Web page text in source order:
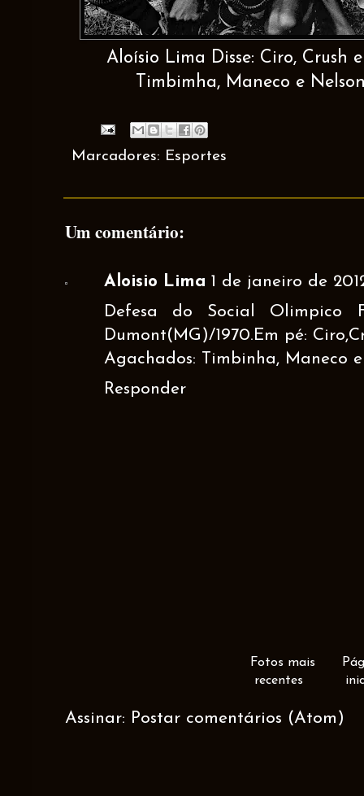
Aloísio Lima Disse: Ciro, Crush
Timbimha, Maneco e
Marcadores: Esportes
Um comentário:
Aloisio Lima 1 de janeiro de
Defesa do Social Olimpico
Dumont(MG)/1970.Em pé:
Agachados: Timbinha, Maneco
Responder
Fotos mais
recentes
Assinar: Postar comentários (Atom)